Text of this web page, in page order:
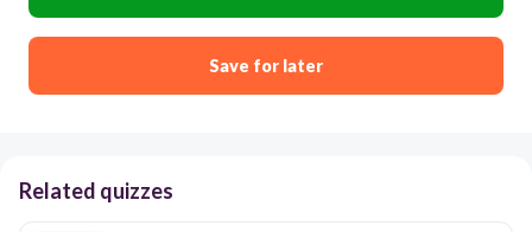
Save for later
Related quizzes